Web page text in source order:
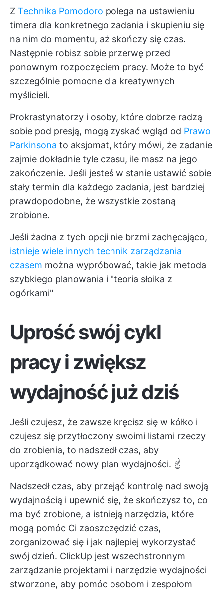
Z Technika Pomodoro polega na ustawieniu
timera dla konkretnego zadania i skupieniu się
na nim do momentu, aż skończy się czas.
Następnie robisz sobie przerwę przed
ponownym rozpoczęciem pracy. Może to być
szczególnie pomocne dla kreatywnych
myślicieli.
Prokrastynatorzy i osoby, które dobrze radzą
sobie pod presją, mogą zyskać wgląd od Prawo
Parkinsona to aksjomat, który mówi, że zadanie
zajmie dokładnie tyle czasu, ile masz na jego
zakończenie. Jeśli jesteś w stanie ustawić sobie
stały termin dla każdego zadania, jest bardziej
prawdopodobne, że wszystkie zostaną
zrobione.
Jeśli żadna z tych opcji nie brzmi zachęcająco,
istnieje wiele innych technik zarządzania
czasem można wypróbować, takie jak metoda
szybkiego planowania i "teoria słoika z
ogórkami"
Uprość swój cykl
pracy i zwiększ
wydajność już dziś
Jeśli czujesz, że zawsze kręcisz się w kółko i
czujesz się przytłoczony swoimi listami rzeczy
do zrobienia, to nadszedł czas, aby
uporządkować nowy plan wydajności. ☝️
Nadszedł czas, aby przejąć kontrolę nad swoją
wydajnością i upewnić się, że skończysz to, co
ma być zrobione, a istnieją narzędzia, które
mogą pomóc Ci zaoszczędzić czas,
zorganizować się i jak najlepiej wykorzystać
swój dzień. ClickUp jest wszechstronnym
zarządzanie projektami i narzędzie wydajności
stworzone, aby pomóc osobom i zespołom